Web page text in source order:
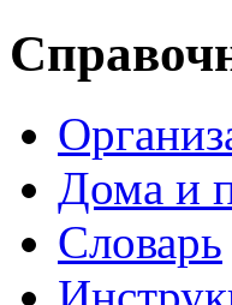
Дома и
Словарь